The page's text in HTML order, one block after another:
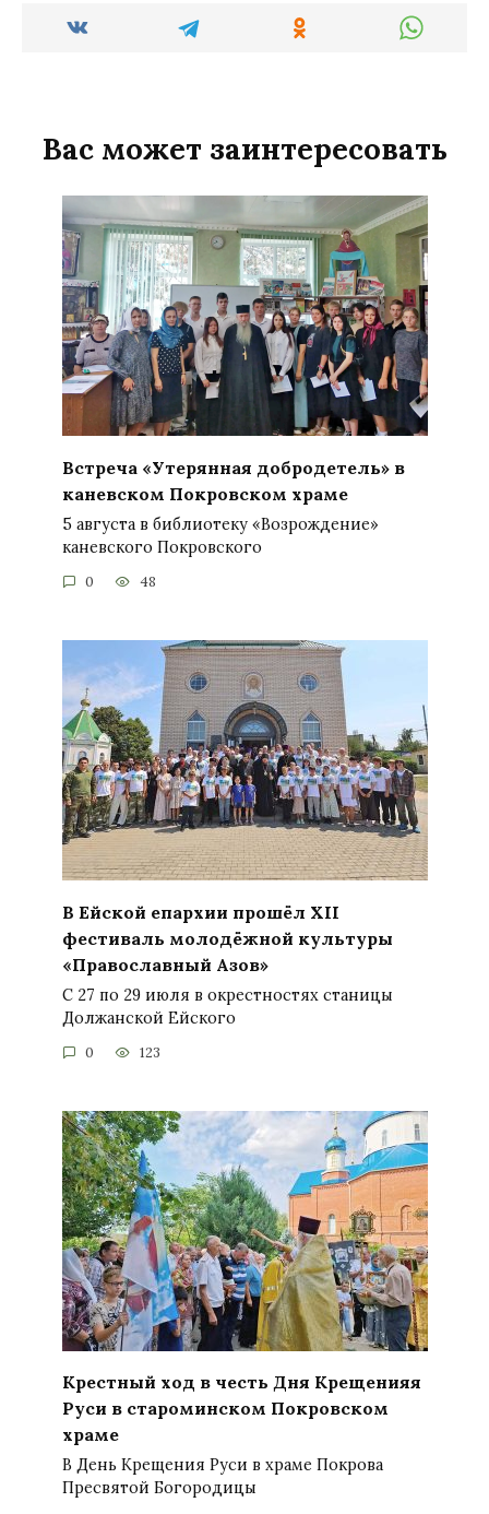
Вас может заинтересовать
Встреча «Утерянная добродетель» в
каневском Покровском храме
5 августа в библиотеку «Возрождение»
каневского Покровского
0 48
В Ейской епархии прошёл XII
фестиваль молодёжной культуры
«Православный Азов»
С 27 по 29 июля в окрестностях станицы
Должанской Ейского
0 123
Крестный ход в честь Дня Крещенияя
Руси в староминском Покровском
храме
В День Крещения Руси в храме Покрова
Пресвятой Богородицы